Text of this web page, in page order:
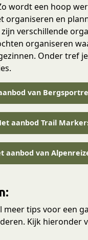
wordt een hoop
organiseren en
verschillende
organiseren
Onder tref
van
aanbod Trail
aanbod van
meer tips voor een
Kijk hieronder